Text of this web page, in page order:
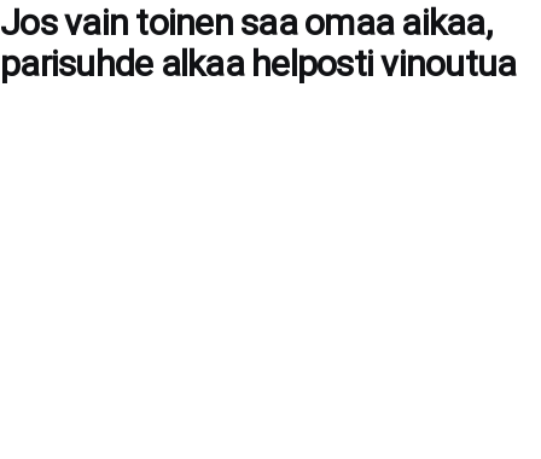
Jos vain toinen saa omaa aikaa,
parisuhde alkaa helposti vinoutua